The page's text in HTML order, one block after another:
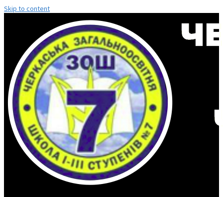
Skip to content